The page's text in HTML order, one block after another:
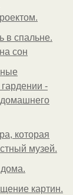
в спальне.
сон
-
которая
музей.
картин.